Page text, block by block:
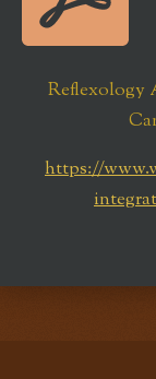
Reflexology
https://